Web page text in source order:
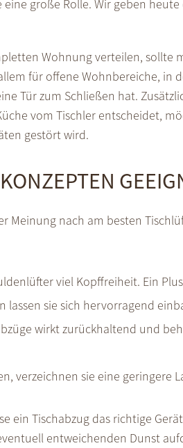
große Rolle. Wir geben
Wohnung verteilen, sollte
für offene Wohnbereiche, in
Tür zum Schließen hat.
vom Tischler entscheidet,
gestört wird.
Meinung nach am besten
viel Kopffreiheit. Ein
lassen sie sich hervorragend
wirkt zurückhaltend und
verzeichnen sie eine geringere
ein Tischabzug das richtige
entweichenden Dunst